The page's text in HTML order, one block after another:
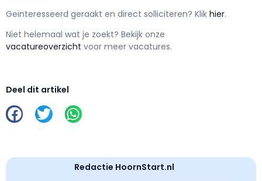
Geïnteresseerd geraakt en direct solliciteren? Klik hier.
Niet helemaal wat je zoekt? Bekijk onze
vacatureoverzicht voor meer vacatures.
Deel dit artikel
Redactie HoornStart.nl